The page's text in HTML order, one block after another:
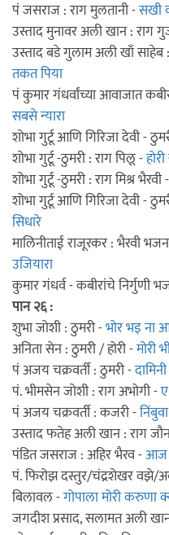
पं जसराज : राग मुलतानी -सखी
उस्ताद मुनावर अली खान : राग
उस्ताद बडे गुलाम अली खाँ साहेब :
तकत पिया
पं कुमार गंधर्वांच्या आवाजात
सबसे न्यारा
शोभा गुर्टू आणि गिरिजा देवी -
शोभा गुर्टू -ठुमरी : राग पिलू -
शोभा गुर्टू -ठुमरी : राग मिश्र
शोभा गुर्टू आणि गिरिजा देवी -
सिधारे
मालिनीताई राजूरकर : भैरवी
उजियारा
कुमार गंधर्व - कबीरांचे निर्गुणी
पान २६ :
शुभा जोशी : ठुमरी -भोर भइ ना
अनिता सेन : ठुमरी / होरी -मोरी
पं अजय चक्रवर्ती : ठुमरी -
पं. भीमसेन जोशी : राग अभोगी -
पं अजय चक्रवर्ती : कजरी -
उस्ताद फतेह अली खान : राग
पंडित जसराज : अहिर भैरव -आज
पं. फिरोझ दस्तुर/चंद्रशेखर वझे/
बिलावल -गोपाला मोरी करुणा
जगदीश प्रसाद, सलामत अली